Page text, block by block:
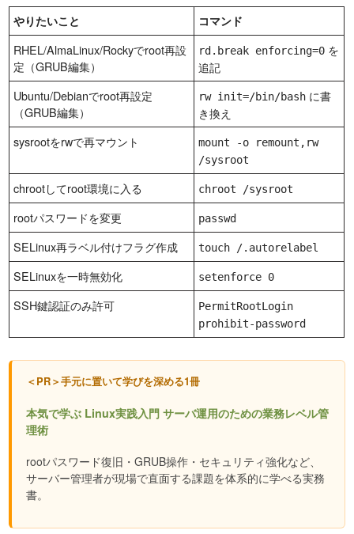
やりたいこと コマンド
RHEL/AlmaLinux/Rockyでroot再設
定（GRUB編集）
rd.break enforcing=0 を
追記
Ubuntu/Debianでroot再設定
（GRUB編集）
rw init=/bin/bash に書
き換え
sysrootをrwで再マウント
mount -o remount,rw
/sysroot
chrootしてroot環境に入る chroot /sysroot
rootパスワードを変更 passwd
SELinux再ラベル付けフラグ作成 touch /.autorelabel
SELinuxを一時無効化 setenforce 0
SSH鍵認証のみ許可
PermitRootLogin
prohibit-password
＜PR＞手元に置いて学びを深める1冊
本気で学ぶ Linux実践入門 サーバ運用のための業務レベル管
理術
rootパスワード復旧・GRUB操作・セキュリティ強化など、
サーバー管理者が現場で直面する課題を体系的に学べる実務
書。